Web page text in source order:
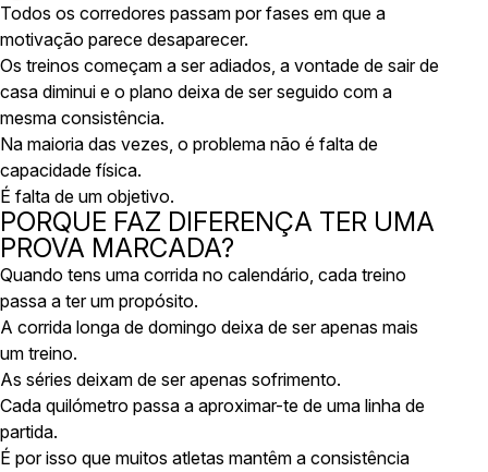
Todos os corredores passam por fases em que a
motivação parece desaparecer.
Os treinos começam a ser adiados, a vontade de sair de
casa diminui e o plano deixa de ser seguido com a
mesma consistência.
Na maioria das vezes, o problema não é falta de
capacidade física.
É falta de um objetivo.
PORQUE FAZ DIFERENÇA TER UMA
PROVA MARCADA?
Quando tens uma corrida no calendário, cada treino
passa a ter um propósito.
A corrida longa de domingo deixa de ser apenas mais
um treino.
As séries deixam de ser apenas sofrimento.
Cada quilómetro passa a aproximar-te de uma linha de
partida.
É por isso que muitos atletas mantêm a consistência